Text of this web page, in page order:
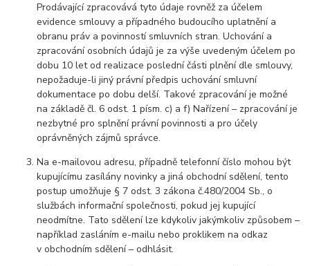
Prodávající zpracovává tyto údaje rovněž za účelem
evidence smlouvy a případného budoucího uplatnění a
obranu práv a povinností smluvních stran. Uchování a
zpracování osobních údajů je za výše uvedeným účelem po
dobu 10 let od realizace poslední části plnění dle smlouvy,
nepožaduje-li jiný právní předpis uchování smluvní
dokumentace po dobu delší. Takové zpracování je možné
na základě čl. 6 odst. 1 písm. c) a f) Nařízení – zpracování je
nezbytné pro splnění právní povinnosti a pro účely
oprávněných zájmů správce.
Na e-mailovou adresu, případně telefonní číslo mohou být
kupujícímu zasílány novinky a jiná obchodní sdělení, tento
postup umožňuje § 7 odst. 3 zákona č.480/2004 Sb., o
službách informační společnosti, pokud jej kupující
neodmítne. Tato sdělení lze kdykoliv jakýmkoliv způsobem –
například zasláním e-mailu nebo proklikem na odkaz
v obchodním sdělení – odhlásit.